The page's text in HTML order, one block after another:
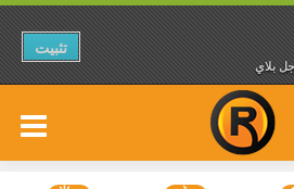
بلاي
تثبيت